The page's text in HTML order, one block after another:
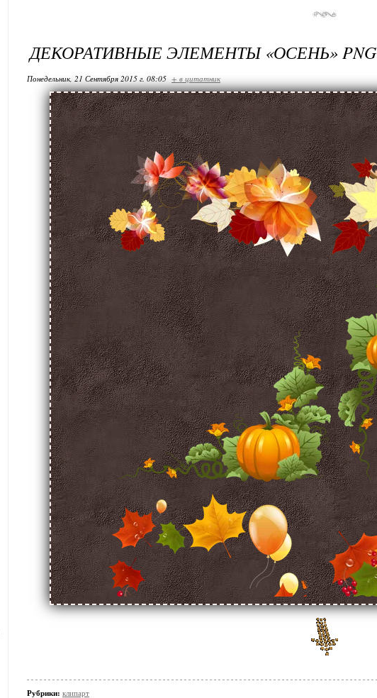
ДЕКОРАТИВНЫЕ ЭЛЕМЕНТЫ «ОСЕНЬ» PNG
Понедельник, 21 Сентября 2015 г. 08:05 + в цитатник
Рубрики: клипарт